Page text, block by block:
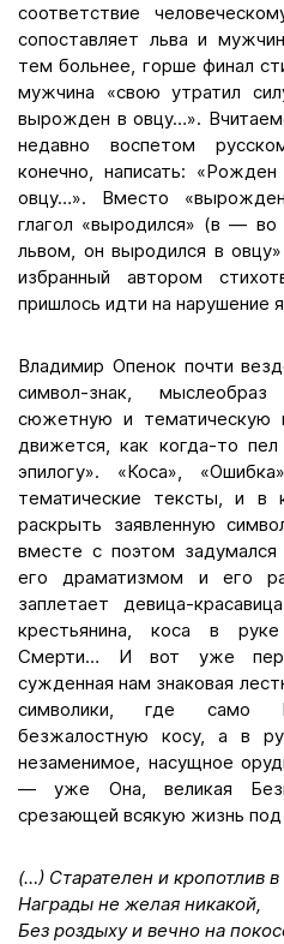
соответствие
сопоставляет льва и
тем больнее, горше финал
мужчина «свою утратил
вырожден в овцу…».
недавно воспетом
конечно, написать:
овцу…». Вместо
глагол «выродился» (в —
львом, он выродился в
избранный автором
пришлось идти на нарушение
Владимир Опенок почти
символ-знак, мыслеобраз
сюжетную и тематическую
движется, как когда-то
эпилогу». «Коса»,
тематические тексты, и в
раскрыть заявленную
вместе с поэтом
его драматизмом и его
заплетает девица-
крестьянина, коса в
Смерти… И вот уже
сужденная нам знаковая
символики, где само
безжалостную косу, а в
незаменимое, насущное
— уже Она, великая
срезающей всякую жизнь под
(…) Старателен и кропотлив в
Награды не желая никакой,
Без роздыху и вечно на